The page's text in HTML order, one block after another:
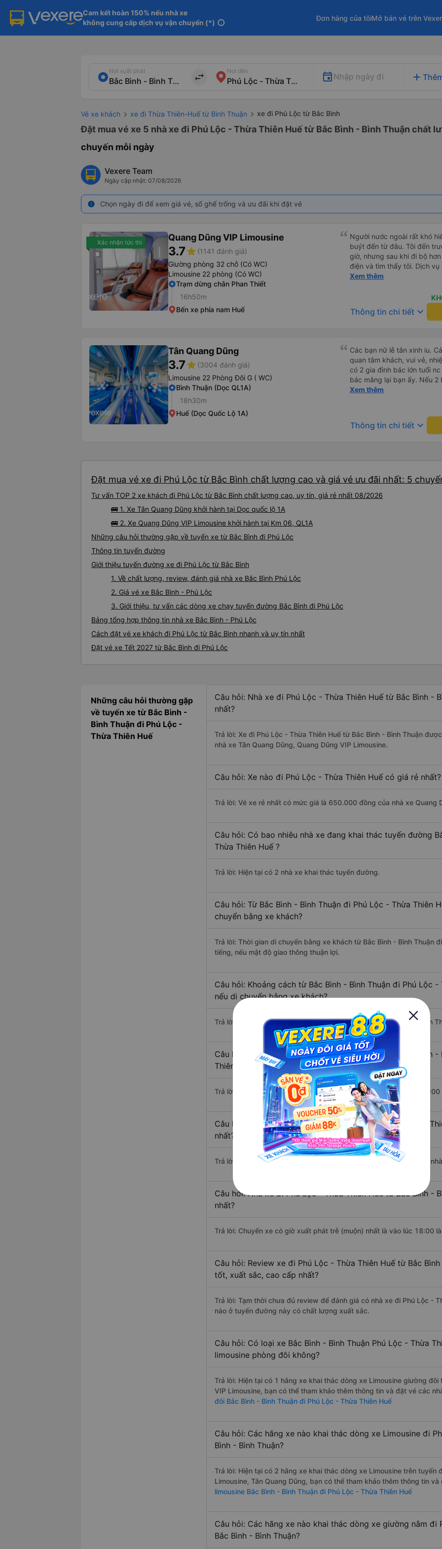
Cam kết hoàn 150% nếu nhà xe
không cung cấp dịch vụ vận chuyển (*) info
Đơn hàng của tôiMở bán vé trên
Nơi xuất phát
import_export
Nơi đến
Nhập ngày đi add
Vé xe khách xe đi Thừa Thiên-Huế từ Bình Thuận xe đi Phú Lộc từ Bắc Bình
Đặt mua vé xe 5 nhà xe đi Phú Lộc - Thừa Thiên Huế từ Bắc Bình - Bình Thuận chất
chuyến mỗi ngày
Vexere Team
Ngày cập nhật: 07/08/2026
info Chọn ngày đi để xem giá vé, số ghế trống và ưu đãi khi đặt vé
Xác nhận tức thì Quang Dũng VIP Limousine
3.7star (1141 đánh giá)
Giường phòng 32 chỗ (Có WC)
Limousine 22 phòng (Có WC)
Trạm dừng chân Phan Thiết
16h50m
Bến xe phía nam Huế
Người nước ngoài rất khó
buýt đến từ đâu. Tôi đến
giờ, nhưng sau khi đi bộ
điện và tìm thấy tôi. Dịch
tôi ngủ ngon hơn ở khách
cho điểm tối đa. Cảm ơn
Xem thêm
Thông tin chi tiết keyboard_arrow_down
Tân Quang Dũng
3.7star (3004 đánh giá)
Limousine 22 Phòng Đôi G ( WC)
Bình Thuận (Dọc QL1A)
18h30m
Huế (Dọc Quốc Lộ 1A)
Các bạn nữ lễ tân xinh iu.
quan tâm khách, vui vẻ, nhiệt tình. Trong
có 2 gia đình bác lớn tuổi
bác mắng lại bạn ấy. Nếu 2
ngược lại nha. Bạn ấy nhắc
bị phản ánh thì đừng trừ
thì bảo bạn ấy liên hệ sđt
(một mình) yêu luôn.
10/10.
Xem thêm
Thông tin chi tiết keyboard_arrow_down
Đặt mua vé xe đi Phú Lộc từ Bắc Bình chất lượng cao và giá vé ưu đãi nhất: 5
Tư vấn TOP 2 xe khách đi Phú Lộc từ Bắc Bình chất lượng cao, uy tín, giá rẻ nhất 08/2026
🚌 1. Xe Tân Quang Dũng khởi hành tại Dọc quốc lộ 1A
🚌 2. Xe Quang Dũng VIP Limousine khởi hành tại Km 06, QL1A
Những câu hỏi thường gặp về tuyến xe từ Bắc Bình đi Phú Lộc
Thông tin tuyến đường
Giới thiệu tuyến đường xe đi Phú Lộc từ Bắc Bình
1. Về chất lượng, review, đánh giá nhà xe Bắc Bình Phú Lộc
2. Giá vé xe Bắc Bình - Phú Lộc
3. Giới thiệu, tư vấn các dòng xe chạy tuyến đường Bắc Bình đi Phú Lộc
Bảng tổng hợp thông tin nhà xe Bắc Bình - Phú Lộc
Cách đặt vé xe khách đi Phú Lộc từ Bắc Bình nhanh và uy tín nhất
Đặt vé xe Tết 2027 từ Bắc Bình đi Phú Lộc
Những câu hỏi thường gặp
về tuyến xe từ Bắc Bình -
Bình Thuận đi Phú Lộc -
Thừa Thiên Huế
Câu hỏi: Nhà xe đi Phú Lộc - Thừa Thiên Huế từ Bắc Bình -
nhất?
Trả lời: Xe đi Phú Lộc - Thừa Thiên Huế từ Bắc Bình - Bình Thuận
nhà xe Tân Quang Dũng, Quang Dũng VIP Limousine.
Câu hỏi: Xe nào đi Phú Lộc - Thừa Thiên Huế có giá rẻ nhất?
Trả lời: Vé xe rẻ nhất có mức giá là 650.000 đồng của nhà xe Quang
Câu hỏi: Có bao nhiêu nhà xe đang khai thác tuyến đường
Thừa Thiên Huế ?
Trả lời: Hiện tại có 2 nhà xe khai thác tuyến đường.
Câu hỏi: Từ Bắc Bình - Bình Thuận đi Phú Lộc - Thừa Thiên
chuyển bằng xe khách?
Trả lời: Thời gian di chuyển bằng xe khách từ Bắc Bình - Bình Thuận
tiếng, nếu mật độ giao thông thuận lợi.
Câu hỏi: Khoảng cách từ Bắc Bình - Bình Thuận đi Phú Lộc
nếu di chuyển bằng xe khách?
Trả lời: Đoạn đường đi Phú Lộc - Thừa Thiên Huế từ Bắc Bình - Bình
Câu hỏi: Mỗi ngày có bao nhiêu chuyến xe khách Bắc Bình
Thiên Huế ?
Trả lời: Trung bình mỗi ngày có khoảng 5 chuyến xe bắt đầu từ
Câu hỏi: Nhà xe đi Bắc Bình - Bình Thuận Phú Lộc - Thừa
nhất?
Trả lời: Chuyến xe có giờ xuất phát sớm nhất vào lúc 12:00 là của
Câu hỏi: Nhà xe đi Phú Lộc - Thừa Thiên Huế từ Bắc Bình -
nhất?
Trả lời: Chuyến xe có giờ xuất phát trễ (muộn) nhất là vào lúc 18:00
Câu hỏi: Review xe đi Phú Lộc - Thừa Thiên Huế từ Bắc
tốt, xuất sắc, cao cấp nhất?
Trả lời: Tạm thời chưa đủ review để đánh giá có nhà xe đi Phú Lộc -
nào ở tuyến đường này có chất lượng xuất sắc.
Câu hỏi: Có loại xe Bắc Bình - Bình Thuận Phú Lộc - Thừa
limousine phòng đôi không?
Trả lời: Hiện tại có 1 hãng xe khai thác dòng xe Limousine giường
VIP Limousine, bạn có thể tham khảo thêm thông tin và đặt vé các
đôi Bắc Bình - Bình Thuận đi Phú Lộc - Thừa Thiên Huế
Câu hỏi: Các hãng xe nào khai thác dòng xe Limousine đi
Bình - Bình Thuận?
Trả lời: Hiện tại có 2 hãng xe khai thác dòng xe Limousine trên tuyến
Limousine, Tân Quang Dũng, bạn có thể tham khảo thêm thông tin
limousine Bắc Bình - Bình Thuận đi Phú Lộc - Thừa Thiên Huế
Câu hỏi: Các hãng xe nào khai thác dòng xe giường nằm đi
Bắc Bình - Bình Thuận?